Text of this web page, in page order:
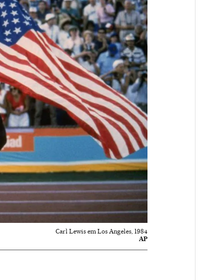
Carl Lewis em Los Angeles, 1984
AP